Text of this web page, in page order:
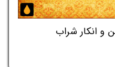
من و انکار شراب